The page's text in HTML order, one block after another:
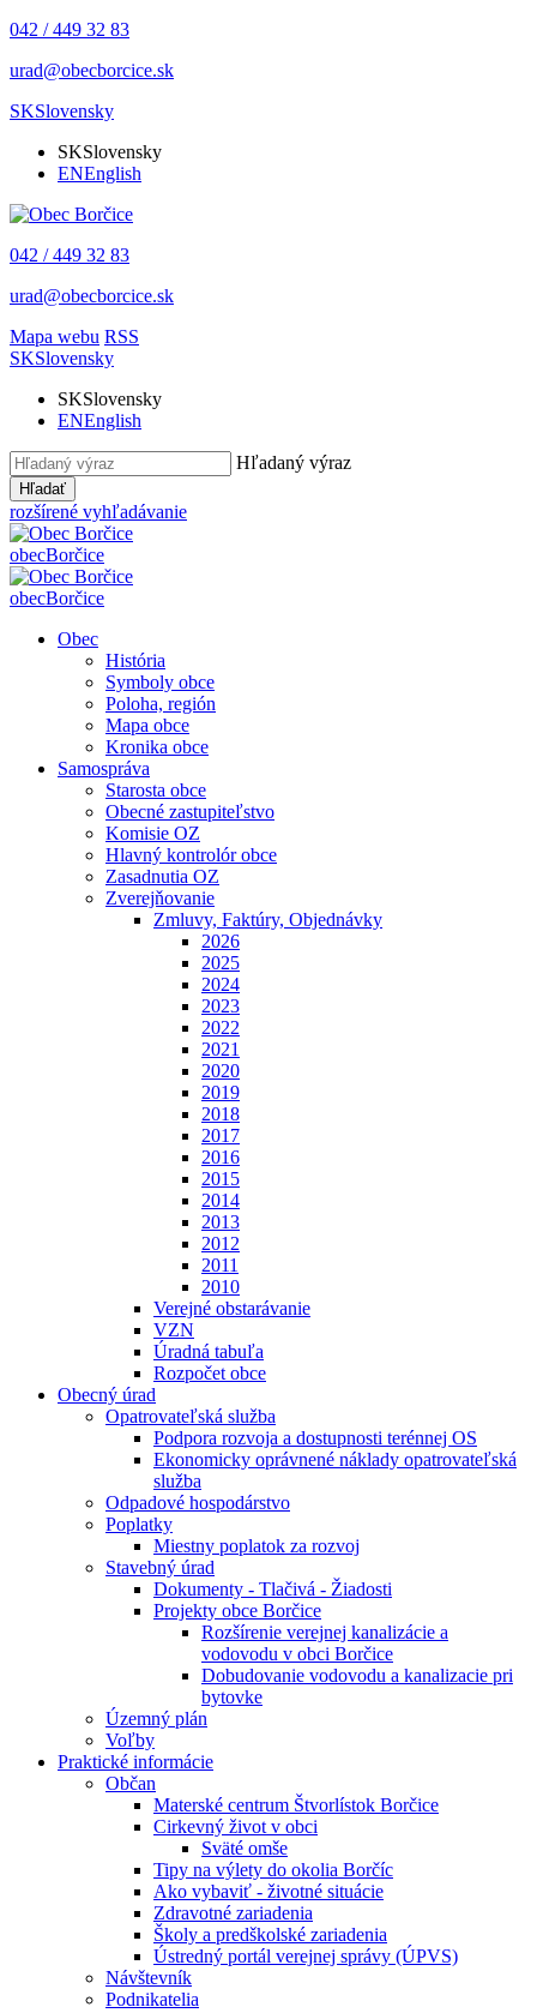
042 / 449 32 83
urad@obecborcice.sk
SKSlovensky
SKSlovensky
ENEnglish
042 / 449 32 83
urad@obecborcice.sk
Mapa webu RSS
SKSlovensky
SKSlovensky
ENEnglish
Hľadaný výraz
Hľadať
rozšírené vyhľadávanie
obecBorčice
obecBorčice
Obec
História
Symboly obce
Poloha, región
Mapa obce
Kronika obce
Samospráva
Starosta obce
Obecné zastupiteľstvo
Komisie OZ
Hlavný kontrolór obce
Zasadnutia OZ
Zverejňovanie
Zmluvy, Faktúry, Objednávky
2026
2025
2024
2023
2022
2021
2020
2019
2018
2017
2016
2015
2014
2013
2012
2011
2010
Verejné obstarávanie
VZN
Úradná tabuľa
Rozpočet obce
Obecný úrad
Opatrovateľská služba
Podpora rozvoja a dostupnosti terénnej OS
Ekonomicky oprávnené náklady opatrovateľská
služba
Odpadové hospodárstvo
Poplatky
Miestny poplatok za rozvoj
Stavebný úrad
Dokumenty - Tlačivá - Žiadosti
Projekty obce Borčice
Rozšírenie verejnej kanalizácie a
vodovodu v obci Borčice
Dobudovanie vodovodu a kanalizacie pri
bytovke
Územný plán
Voľby
Praktické informácie
Občan
Materské centrum Štvorlístok Borčice
Cirkevný život v obci
Sväté omše
Tipy na výlety do okolia Borčíc
Ako vybaviť - životné situácie
Zdravotné zariadenia
Školy a predškolské zariadenia
Ústredný portál verejnej správy (ÚPVS)
Návštevník
Podnikatelia